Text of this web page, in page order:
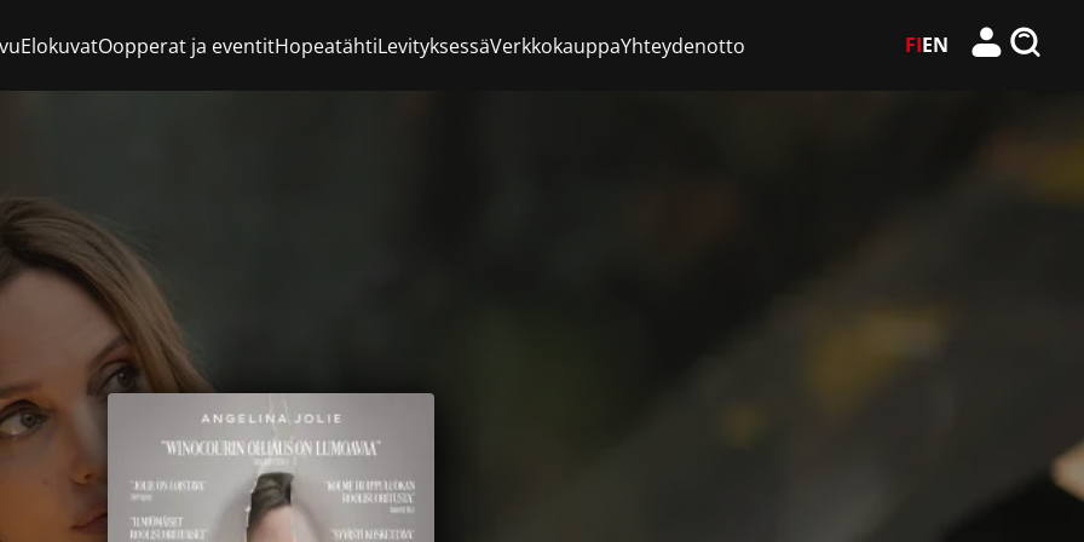
ElokuvatOopperat ja eventitHopeatähtiLevityksessäVerkkokauppaYhteydenotto FIEN